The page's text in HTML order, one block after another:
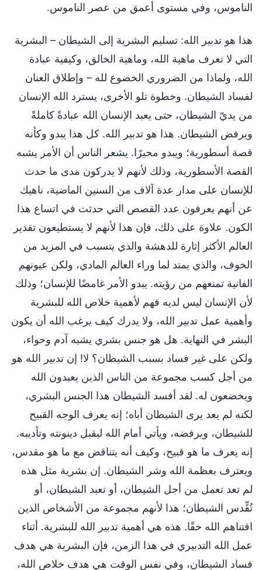
الناموس، وفي مستوى أعمق من عصر الناموس.
هذا هو تدبير الله: تسليم البشرية إلى الشيطان – البشرية
التي لا تعرف ماهية الله، وماهية الخالق، وكيفية عبادة
الله، ولماذا من الضروري الخضوع لله – وإطلاق العنان
لفساد الشيطان. وخطوة تلو الأخرى، يسترد الله الإنسان
من يديّ الشيطان، حتى يعبد الإنسان الله عبادةً كاملةً
ويرفض الشيطان. هذا هو تدبير الله. كل هذا يبدو وكأنه
قصة أسطورية؛ ويبدو محيرًا. يشعر الناس أن الأمر يشبه
القصة الأسطورية، وذلك لأنهم لا يدركون مدى ما حدث
للإنسان على مدار عدة آلاف من السنين الماضية، ناهيك
عن أنهم يعرفون عدد القصص التي حدثت في اتساع هذا
الكون. علاوة على ذلك، فإن هذا لأنهم لا يستطيعون تقدير
العالم الأكثر إثارة للدهشة والذي يتسبب في المزيد من
الخوف، والذي يمتد لما وراء العالم المادي، ولكن عيونهم
الفانية تمنعهم من رؤيته. يبدو الأمر غامضًا للإنسان؛ وذلك
لأن الإنسان ليس لديه فهم لأهمية خلاص الله للبشرية
وأهمية عمل تدبير الله، ولا يدرك كيف يرغب الله أن يكون
البشر في النهاية. هل هو جنس بشري يشبه آدم وحواء،
ولكن على غير فساد بسبب الشيطان؟ لا! إن تدبير الله هو
من أجل كسب مجموعة من الناس الذين يعبدون الله
ويخضعون له. لقد أفسد الشيطان هذا الجنس البشري،
لكنه لم يعد يرى الشيطان أباه؛ إنه يعرف الوجه القبيح
للشيطان، ويرفضه، ويأتي أمام الله ليقبل دينونته وتأديبه.
إنه يعرف ما هو قبيح، وكيف أنه يتناقض مع ما هو مقدس،
ويعترف بعظمة الله وشر الشيطان. إن بشرية مثل هذه
لم تعد تعمل من أجل الشيطان، أو تعبد الشيطان، أو
تُقِّدس الشيطان؛ هذا لأنهم مجموعة من الأشخاص الذين
اقتناهم الله حقًا. هذه هي أهمية تدبير الله للبشرية. أثناء
عمل الله التدبيري في هذا الزمن، فإن البشرية هي هدف
فساد الشيطان، وفي نفس الوقت هي هدف خلاص الله،